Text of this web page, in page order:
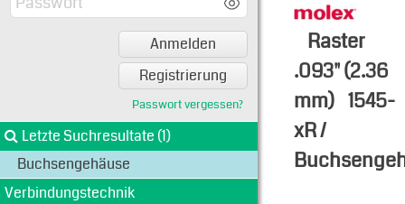
Anmelden
Registrierung
Passwort vergessen?
Letzte Suchresultate (1)
Buchsengehäuse
Verbindungstechnik
Raster
.093" (2.36
mm) 1545-
xR /